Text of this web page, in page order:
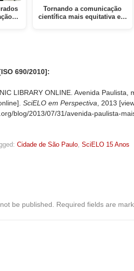
Tornando a comunicação
científica mais equitativa e…
690/2010]:
LIBRARY ONLINE. Avenida
SciELO em Perspectiva , 2013
blog/2013/07/31/avenida-paulista-
Cidade de São Paulo SciELO 15 Anos
be published. Required fields are